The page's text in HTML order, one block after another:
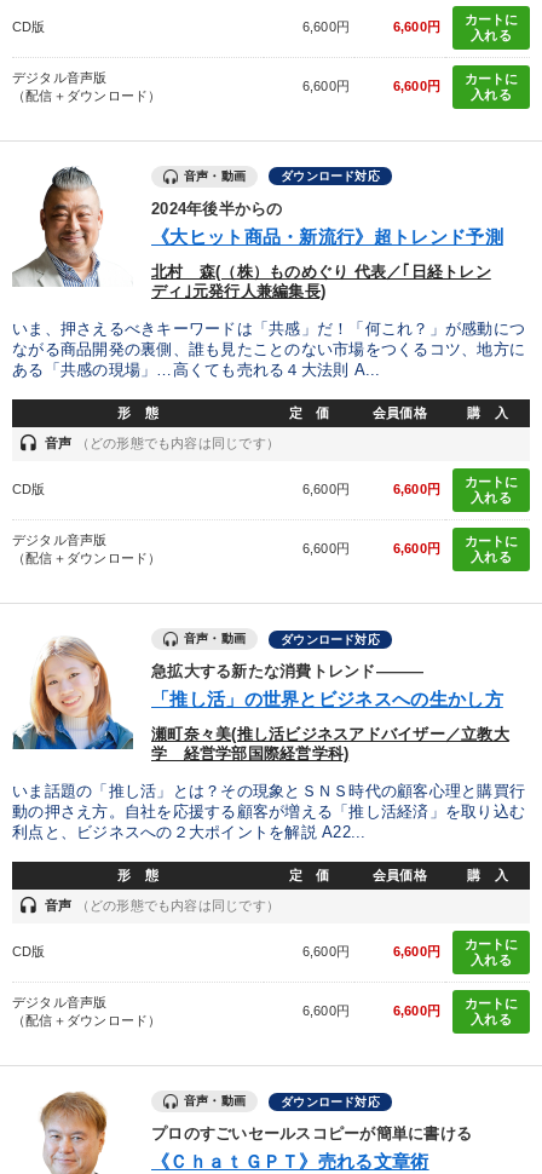
CD版 6,600円 6,600円
カートに
入れる
デジタル音声版
（配信＋ダウンロード）
6,600円 6,600円
カートに
入れる
音声・動画 ダウンロード対応
2024年後半からの
《大ヒット商品・新流行》超トレンド予測
北村 森(（株）ものめぐり 代表／｢日経トレン
ディ｣元発行人兼編集長)
いま、押さえるべきキーワードは「共感」だ！「何これ？」が感動につ
ながる商品開発の裏側、誰も見たことのない市場をつくるコツ、地方に
ある「共感の現場」…高くても売れる４大法則 A...
形 態 定 価 会員価格 購 入
headset 音声 （どの形態でも内容は同じです）
CD版 6,600円 6,600円
カートに
入れる
デジタル音声版
（配信＋ダウンロード）
6,600円 6,600円
カートに
入れる
音声・動画 ダウンロード対応
急拡大する新たな消費トレンド―――
「推し活」の世界とビジネスへの生かし方
瀬町奈々美(推し活ビジネスアドバイザー／立教大
学 経営学部国際経営学科)
いま話題の「推し活」とは？その現象とＳＮＳ時代の顧客心理と購買行
動の押さえ方。自社を応援する顧客が増える「推し活経済」を取り込む
利点と、ビジネスへの２大ポイントを解説 A22...
形 態 定 価 会員価格 購 入
headset 音声 （どの形態でも内容は同じです）
CD版 6,600円 6,600円
カートに
入れる
デジタル音声版
（配信＋ダウンロード）
6,600円 6,600円
カートに
入れる
音声・動画 ダウンロード対応
プロのすごいセールスコピーが簡単に書ける
《ＣｈａｔＧＰＴ》売れる文章術